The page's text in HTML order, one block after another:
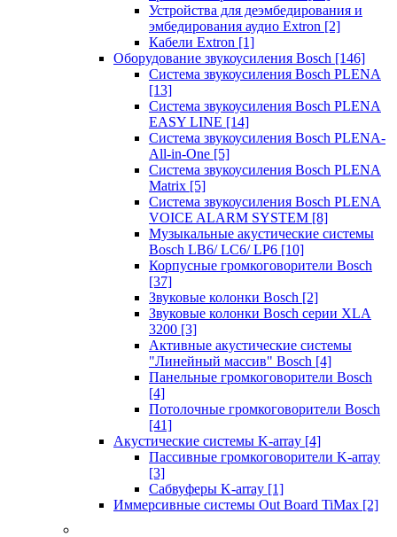
Устройства для деэмбедирования и
эмбедирования аудио Extron [2]
Кабели Extron [1]
Оборудование звукоусиления Bosch [146]
Система звукоусиления Bosch PLENA
[13]
Система звукоусиления Bosch PLENA
EASY LINE [14]
Система звукоусиления Bosch PLENA-
All-in-One [5]
Система звукоусиления Bosch PLENA
Matrix [5]
Система звукоусиления Bosch PLENA
VOICE ALARM SYSTEM [8]
Музыкальные акустические системы
Bosch LB6/ LC6/ LP6 [10]
Корпусные громкоговорители Bosch
[37]
Звуковые колонки Bosch [2]
Звуковые колонки Bosch серии XLA
3200 [3]
Активные акустические системы
"Линейный массив" Bosch [4]
Панельные громкоговорители Bosch
[4]
Потолочные громкоговорители Bosch
[41]
Акустические системы K-array [4]
Пассивные громкоговорители K-array
[3]
Сабвуферы K-array [1]
Иммерсивные системы Out Board TiMax [2]